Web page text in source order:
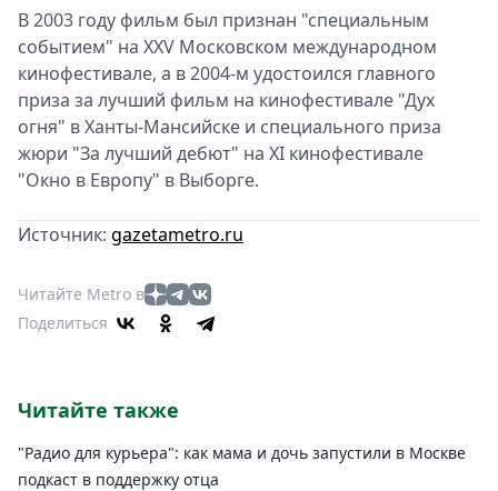
В 2003 году фильм был признан "специальным
событием" на XXV Московском международном
кинофестивале, а в 2004-м удостоился главного
приза за лучший фильм на кинофестивале "Дух
огня" в Ханты-Мансийске и специального приза
жюри "За лучший дебют" на XI кинофестивале
"Окно в Европу" в Выборге.
Источник: gazetametro.ru
Читайте Metro в
Поделиться
Читайте также
"Радио для курьера": как мама и дочь запустили в Москве
подкаст в поддержку отца